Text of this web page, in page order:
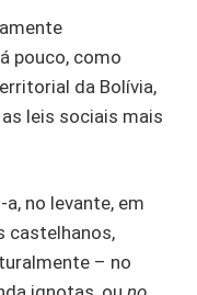
pouco, como
da Bolívia,
leis sociais mais
no levante, em
castelhanos,
– no